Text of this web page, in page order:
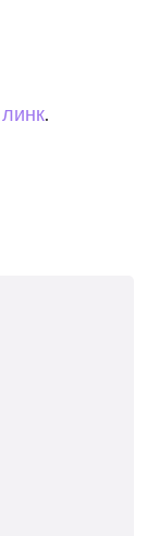
линк.